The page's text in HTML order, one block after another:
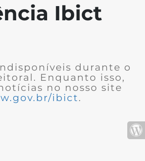
Ibict
durante o
Enquanto isso,
no nosso site
ibict.